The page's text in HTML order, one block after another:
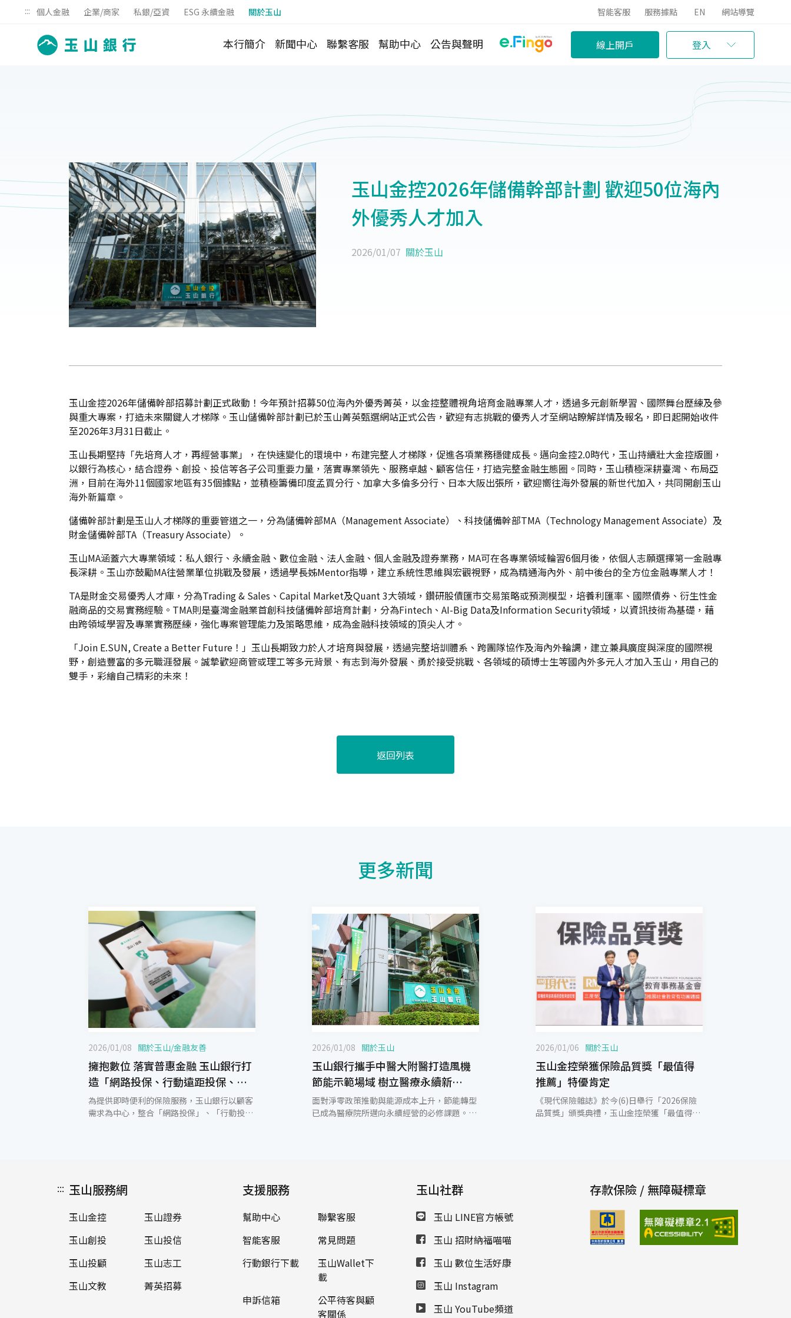
::: 個人金融 企業/商家 私銀/亞資 ESG 永續金融 關於玉山 智能客服 服務據點 EN 網站導覽
本行簡介 新聞中心 聯繫客服 幫助中心 公告與聲明 線上開戶 登入
玉山金控2026年儲備幹部計劃 歡迎50位海內
外優秀人才加入
2026/01/07 關於玉山
玉山金控2026年儲備幹部招募計劃正式啟動！今年預計招募50位海內外優秀菁英，以金控整體視角培育金融專業人才，透過多元創新學習、國際舞台歷練及參
與重大專案，打造未來關鍵人才梯隊。玉山儲備幹部計劃已於玉山菁英甄選網站正式公告，歡迎有志挑戰的優秀人才至網站瞭解詳情及報名，即日起開始收件
至2026年3月31日截止。
玉山長期堅持「先培育人才，再經營事業」，在快速變化的環境中，布建完整人才梯隊，促進各項業務穩健成長。邁向金控2.0時代，玉山持續壯大金控版圖，
以銀行為核心，結合證券、創投、投信等各子公司重要力量，落實專業領先、服務卓越、顧客信任，打造完整金融生態圈。同時，玉山積極深耕臺灣、布局亞
洲，目前在海外11個國家地區有35個據點，並積極籌備印度孟買分行、加拿大多倫多分行、日本大阪出張所，歡迎嚮往海外發展的新世代加入，共同開創玉山
海外新篇章。
儲備幹部計劃是玉山人才梯隊的重要管道之一，分為儲備幹部MA（Management Associate）、科技儲備幹部TMA（Technology Management Associate）及
財金儲備幹部TA（Treasury Associate）。
玉山MA涵蓋六大專業領域：私人銀行、永續金融、數位金融、法人金融、個人金融及證券業務，MA可在各專業領域輪習6個月後，依個人志願選擇第一金融專
長深耕。玉山亦鼓勵MA往營業單位挑戰及發展，透過學長姊Mentor指導，建立系統性思維與宏觀視野，成為精通海內外、前中後台的全方位金融專業人才！
TA是財金交易優秀人才庫，分為Trading & Sales、Capital Market及Quant 3大領域，鑽研股債匯市交易策略或預測模型，培養利匯率、國際債券、衍生性金
融商品的交易實務經驗。TMA則是臺灣金融業首創科技儲備幹部培育計劃，分為Fintech、AI-Big Data及Information Security領域，以資訊技術為基礎，藉
由跨領域學習及專業實務歷練，強化專案管理能力及策略思維，成為金融科技領域的頂尖人才。
「Join E.SUN, Create a Better Future！」玉山長期致力於人才培育與發展，透過完整培訓體系、跨團隊協作及海內外輪調，建立兼具廣度與深度的國際視
野，創造豐富的多元職涯發展。誠摯歡迎商管或理工等多元背景、有志到海外發展、勇於接受挑戰、各領域的碩博士生等國內外多元人才加入玉山，用自己的
雙手，彩繪自己精彩的未來！
返回列表
更多新聞
2026/01/08 關於玉山/金融友善
擁抱數位 落實普惠金融 玉山銀行打
造「網路投保、行動遠距投保、智
能輔助」三大數位保險服務
為提供即時便利的保險服務，玉山銀行以顧客
需求為中心，整合「網路投保」、「行動投
以簡單的流程降低使用門檻。顧客只需透過網
路以玉山行動銀行 App，選擇保險產品、完成
要保資料並線上繳費，即可在三個步驟內完成
投保申請。投保成功後系統會即時透過電子郵
件發送確認，並可線上查詢保單狀態與相關投
保內容。例如：在家規劃家庭旅遊或機場臨時
加保的旅客，能在短短數分鐘內完成投保，省
行動遠距投保：視訊協作、資料加密，保障偏
鄉與行動不便顧客權益。由受過專業訓練且具
2026/01/08 關於玉山
玉山銀行攜手中醫大附醫打造風機
節能示範場域 樹立醫療永續新
「風」範
面對淨零政策推動與能源成本上升，節能轉型
已成為醫療院所邁向永續經營的必修課題。玉
示範場域」，除了驗證創新節能模式的可行
性，更搭建從能源診斷、設備優化、成效量測
到永續金融支持的一站式服務鏈，共築「風機
節能生態系」標竿案例，推動醫療產業跨域節
能轉型。 根據世界衛生組織（WHO）統計，
醫療體系溫室氣體排放總量約佔全球5.2%，
其中用電密集的醫療機構具高度節能潛力，是
實踐高效節能與低碳創新的首要關鍵場域。中
醫大附醫積極響應國家淨零政策，以打造「智
慧、低碳、韌性」的永續醫療系統為發展主
軸，本次於院內試點導入高效風機，實測平均
2026/01/06 關於玉山
玉山金控榮獲保險品質獎「最值得
推薦」特優肯定
《現代保險雜誌》於今(6)日舉行「2026保險
品質獎」頒獎典禮，玉山金控榮獲「最值得推
推薦度等指標進行評選所得之結果，代表消費
者給予保險公司最直覺的評價。 因應高齡化與
少子化趨勢，民眾對未來財務安全的關注日益
提升，及早規劃成為不可或缺的課題。玉山始
終秉持「專業、暖心」的服務理念，致力於協
助顧客透過多元金融工具，降低人生風險，其
::: 玉山服務網
玉山金控
玉山證券
玉山創投
玉山投信
玉山投顧
玉山志工
玉山文教
菁英招募
支援服務
幫助中心
聯繫客服
智能客服
常見問題
行動銀行下載
玉山Wallet下
載
申訴信箱
公平待客與顧
客關係
玉山社群
玉山 LINE官方帳號
玉山 招財納福喵喵
玉山 數位生活好康
玉山 Instagram
玉山 YouTube頻道
存款保險 / 無障礙標章